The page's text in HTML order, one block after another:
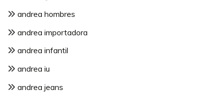
andrea hombres
andrea importadora
andrea infantil
andrea iu
andrea jeans